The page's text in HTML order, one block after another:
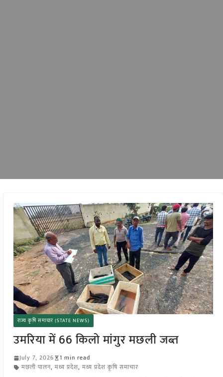
राज्य कृषि समाचार (STATE NEWS)
उमरिया में 66 किलो मांगुर मछली जब्त
July 7, 2026
1 min read
मछली पालन, मध्य प्रदेश, मध्य प्रदेश कृषि समाचार